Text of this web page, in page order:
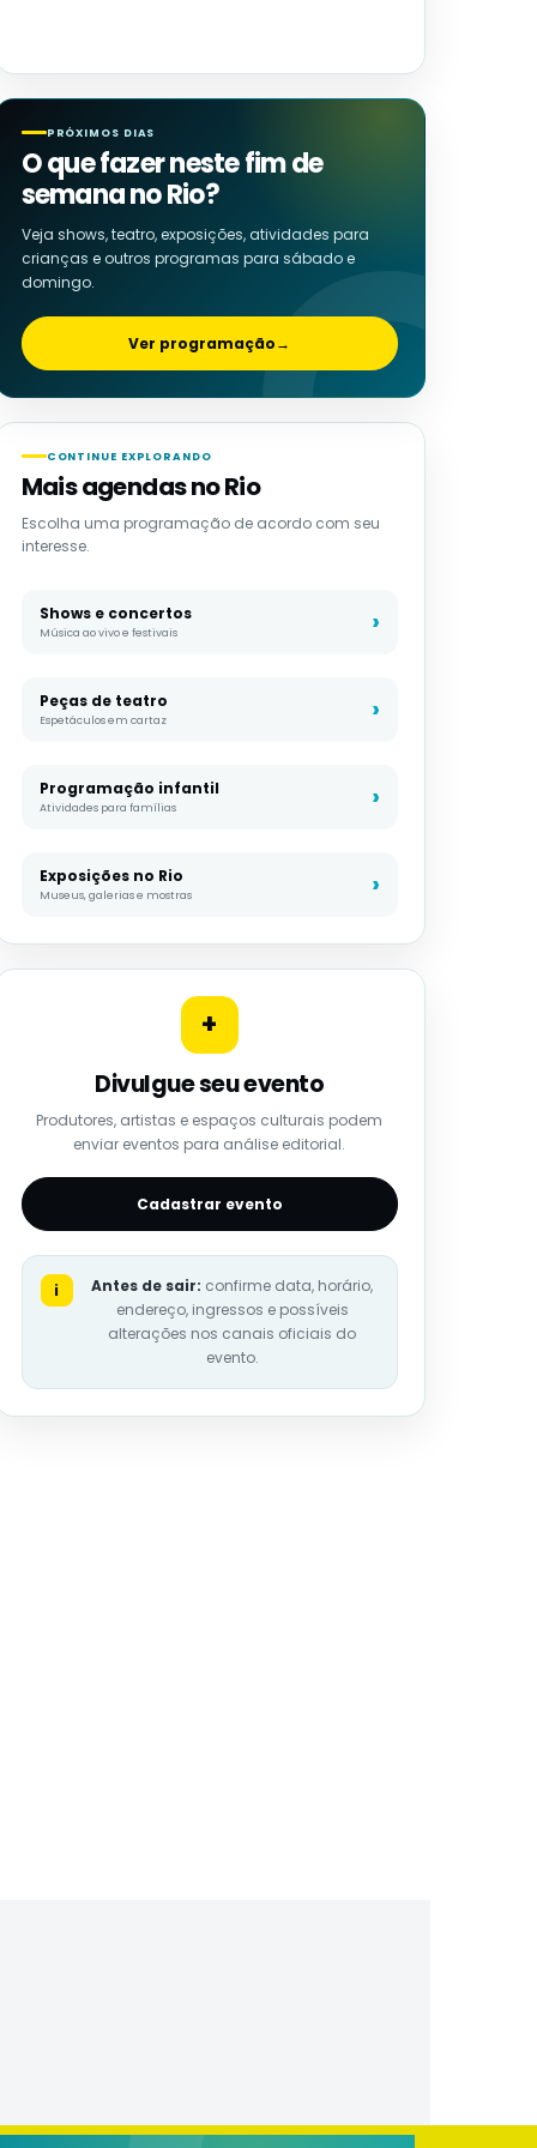
PRÓXIMOS DIAS
O que fazer neste fim de
semana no Rio?
Veja shows, teatro, exposições, atividades para
crianças e outros programas para sábado e
domingo.
Ver programação→
CONTINUE EXPLORANDO
Mais agendas no Rio
Escolha uma programação de acordo com seu
interesse.
Shows e concertos
Música ao vivo e festivais
Peças de teatro
Espetáculos em cartaz
Programação infantil
Atividades para famílias
Exposições no Rio
Museus, galerias e mostras
+
Divulgue seu evento
Produtores, artistas e espaços culturais podem
enviar eventos para análise editorial.
Cadastrar evento
i Antes de sair: confirme data, horário,
endereço, ingressos e possíveis
alterações nos canais oficiais do
evento.